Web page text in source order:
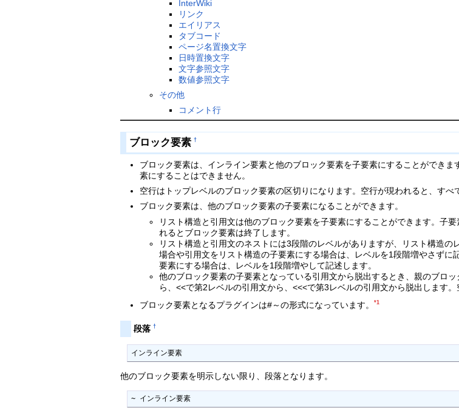
InterWiki
リンク
エイリアス
タブコード
ページ名置換文字
日時置換文字
文字参照文字
数値参照文字
その他
コメント行
ブロック要素 †
ブロック要素は、インライン要素と他のブロック要素を子要素にすることができ
素にすることはできません。
空行はトップレベルのブロック要素の区切りになります。空行が現われると、すべ
ブロック要素は、他のブロック要素の子要素になることができます。
リスト構造と引用文は他のブロック要素を子要素にすることができます。子
れるとブロック要素は終了します。
リスト構造と引用文のネストには3段階のレベルがありますが、リスト構造
場合や引用文をリスト構造の子要素にする場合は、レベルを1段階増やさず
要素にする場合は、レベルを1段階増やして記述します。
他のブロック要素の子要素となっている引用文から脱出するとき、親のブロ
ら、<<で第2レベルの引用文から、<<<で第3レベルの引用文から脱出します
ブロック要素となるプラグインは#～の形式になっています。
*1
段落 †
インライン要素
他のブロック要素を明示しない限り、段落となります。
~ インライン要素